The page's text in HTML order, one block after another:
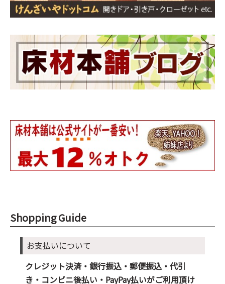
Shopping Guide
お支払いについて
クレジット決済・銀行振込・郵便振込・代引
き・コンビニ後払い・PayPay払いがご利用頂け